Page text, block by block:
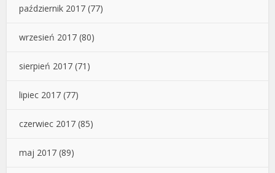
październik 2017 (77)
wrzesień 2017 (80)
sierpień 2017 (71)
lipiec 2017 (77)
czerwiec 2017 (85)
maj 2017 (89)